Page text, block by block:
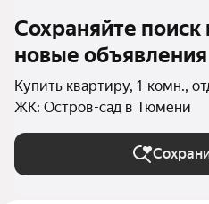
Сохраняйте поиск
новые объявления
Купить квартиру, 1-комн.,
ЖК: Остров-сад в Тюмени